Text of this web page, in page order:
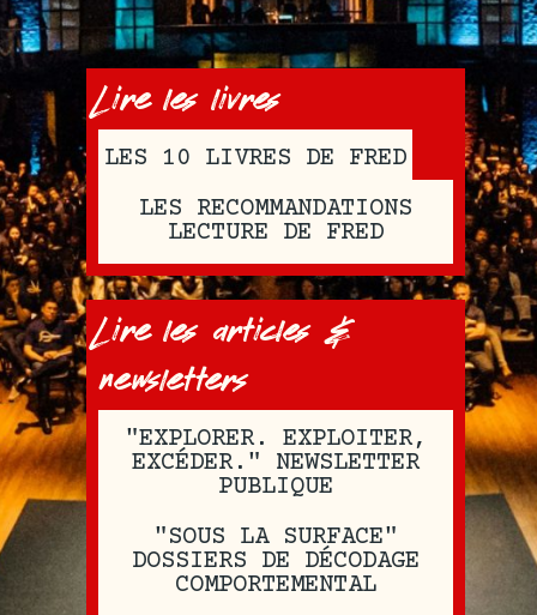
Lire les livres
LES 10 LIVRES DE FRED
LES RECOMMANDATIONS
LECTURE DE FRED
Lire les articles &
newsletters
"EXPLORER. EXPLOITER,
EXCÉDER." NEWSLETTER
PUBLIQUE
"SOUS LA SURFACE"
DOSSIERS DE DÉCODAGE
COMPORTEMENTAL